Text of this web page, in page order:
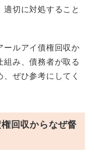
適切に対処すること
ールアイ債権回収か
組み、債務者が取る
ぜひ参考にしてく
回収からなぜ督